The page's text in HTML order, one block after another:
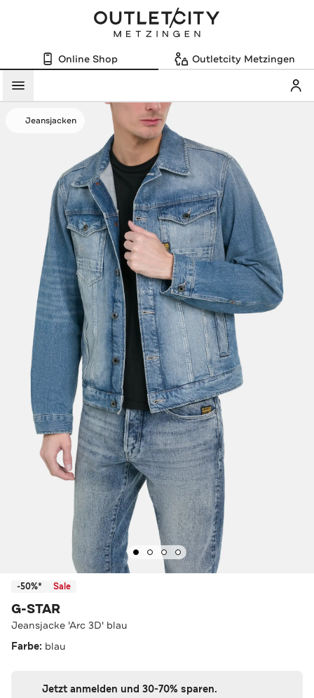
Online Shop Outletcity Metzingen
Menü
Jeansjacken
-50%* Sale
G-STAR
Jeansjacke 'Arc 3D' blau
Farbe: blau
Jetzt anmelden und 30-70% sparen.